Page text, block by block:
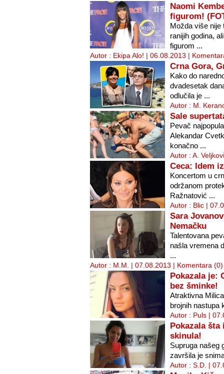
Naomi
figurom!
Možda više nije
ranijih godina,
figurom ...
Autor : Ekipa Alo! | 06.08.2013 |
Crna Gora,
Kako do
dvadesetak
odlučila je ...
Autor : M.
Sale
Pevač
Alekandar
konačno ...
Autor : A.
Ceca: Idem
Koncertom u
održanom
Ražnatović ...
Autor : Blic |
Sara
Nemačku
Talentovana
našla vremena
...
Autor : M.M. | 07.08.2013 | Komentara (0)
Pokazala je:
bez šminke!
Atraktivna
brojnih nastupa
Autor : Puls |
Pokazala šta
skinula!
Supruga našeg
završila je
Autor : S.D. |